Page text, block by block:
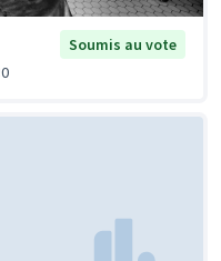
Soumis au vote
0